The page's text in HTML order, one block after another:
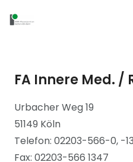
FA Innere Med.
Urbacher Weg 19
51149 Köln
Telefon: 02203-566-0, -
Fax: 02203-566 1347